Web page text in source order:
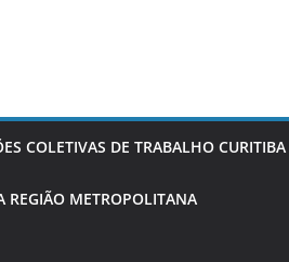
COLETIVAS DE TRABALHO
REGIÃO METROPOLITANA